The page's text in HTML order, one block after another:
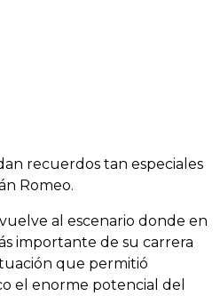
recuerdos tan especiales
Romeo.
al escenario donde en
importante de su carrera
que permitió
el enorme potencial del